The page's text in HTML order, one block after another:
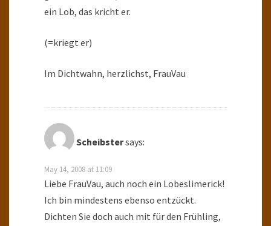
ein Lob, das kricht er.
(=kriegt er)
Im Dichtwahn, herzlichst, FrauVau
Scheibstersays:
May 14, 2008 at 11:09
Liebe FrauVau, auch noch ein Lobeslimerick!
Ich bin mindestens ebenso entzückt.
Dichten Sie doch auch mit für den Frühling,